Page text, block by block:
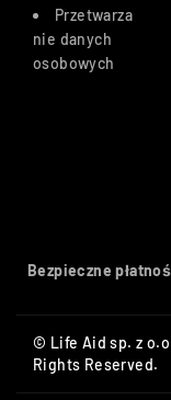
Przetwarza
nie danych
osobowych
Bezpieczne
© Life Aid sp. z
Rights Reserved.